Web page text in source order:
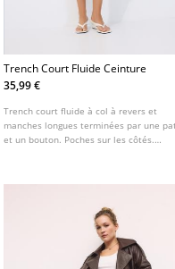
Trench Court Fluide Ceinture
35,99 €
Trench court fluide à col à revers et
manches longues terminées par une
et un bouton. Poches sur les côtés.